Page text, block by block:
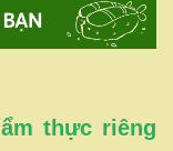
thực riêng